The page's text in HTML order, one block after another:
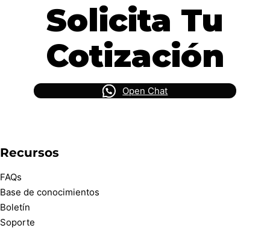
Solicita Tu
Cotización
Open Chat
Recursos
FAQs
Base de conocimientos
Boletín
Soporte